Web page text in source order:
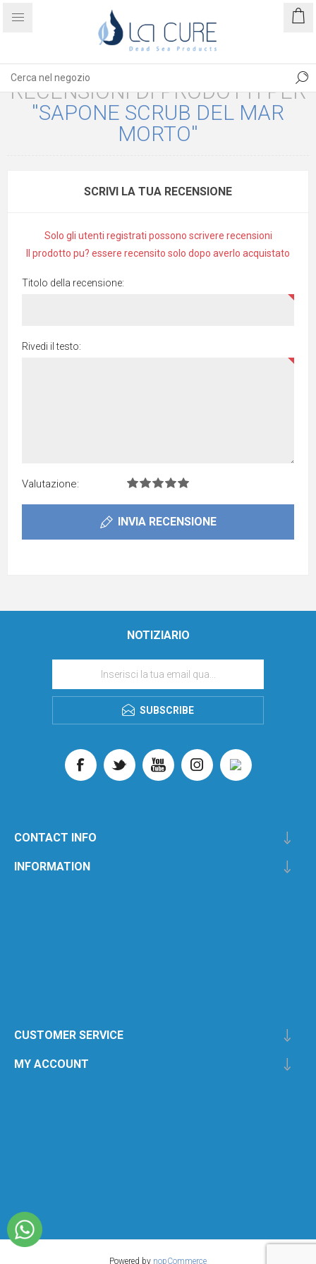
RECENSIONI DI PRODOTTI PER
SAPONE SCRUB DEL MAR
MORTO
SCRIVI LA TUA RECENSIONE
Solo gli utenti registrati possono scrivere recensioni
Il prodotto pu? essere recensito solo dopo averlo acquistato
Titolo della recensione:
Rivedi il testo:
Valutazione:
INVIA RECENSIONE
NOTIZIARIO
SUBSCRIBE
CONTACT INFO
INFORMATION
CUSTOMER SERVICE
MY ACCOUNT
Powered by nopCommerce